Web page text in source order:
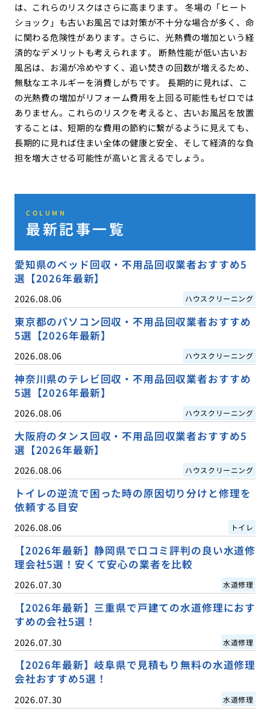
は、これらのリスクはさらに高まります。 冬場の「ヒート
ショック」も古いお風呂では対策が不十分な場合が多く、命
に関わる危険性があります。さらに、光熱費の増加という経
済的なデメリットも考えられます。 断熱性能が低い古いお
風呂は、お湯が冷めやすく、追い焚きの回数が増えるため、
無駄なエネルギーを消費しがちです。 長期的に見れば、こ
の光熱費の増加がリフォーム費用を上回る可能性もゼロでは
ありません。これらのリスクを考えると、古いお風呂を放置
することは、短期的な費用の節約に繋がるように見えても、
長期的に見れば住まい全体の健康と安全、そして経済的な負
担を増大させる可能性が高いと言えるでしょう。
COLUMN
最新記事一覧
愛知県のベッド回収・不用品回収業者おすすめ5
選【2026年最新】
2026.08.06 ハウスクリーニング
東京都のパソコン回収・不用品回収業者おすすめ
5選【2026年最新】
2026.08.06 ハウスクリーニング
神奈川県のテレビ回収・不用品回収業者おすすめ
5選【2026年最新】
2026.08.06 ハウスクリーニング
大阪府のタンス回収・不用品回収業者おすすめ5
選【2026年最新】
2026.08.06 ハウスクリーニング
トイレの逆流で困った時の原因切り分けと修理を
依頼する目安
2026.08.06 トイレ
【2026年最新】静岡県で口コミ評判の良い水道修
理会社5選！安くて安心の業者を比較
2026.07.30 水道修理
【2026年最新】三重県で戸建ての水道修理におす
すめの会社5選！
2026.07.30 水道修理
【2026年最新】岐阜県で見積もり無料の水道修理
会社おすすめ5選！
2026.07.30 水道修理